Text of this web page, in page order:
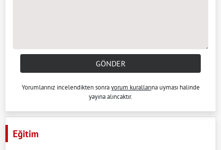
GÖNDER
Yorumlarınız incelendikten sonrayorum kurallarına uyması halinde
yayına alıncaktır.
Eğitim